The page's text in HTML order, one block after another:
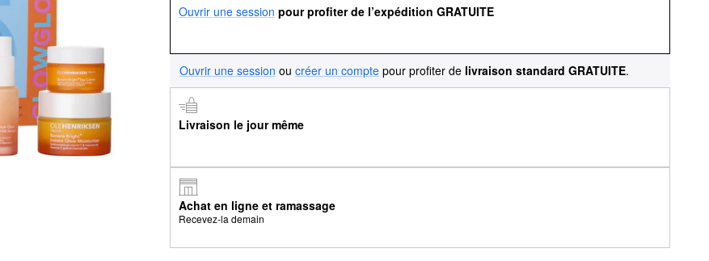
Ouvrir une session pour profiter de l’expédition GRATUITE
Ouvrir une session ou créer un compte pour profiter de livraison standard GRATUITE.
Livraison le jour même
Achat en ligne et ramassage
Recevez-la demain